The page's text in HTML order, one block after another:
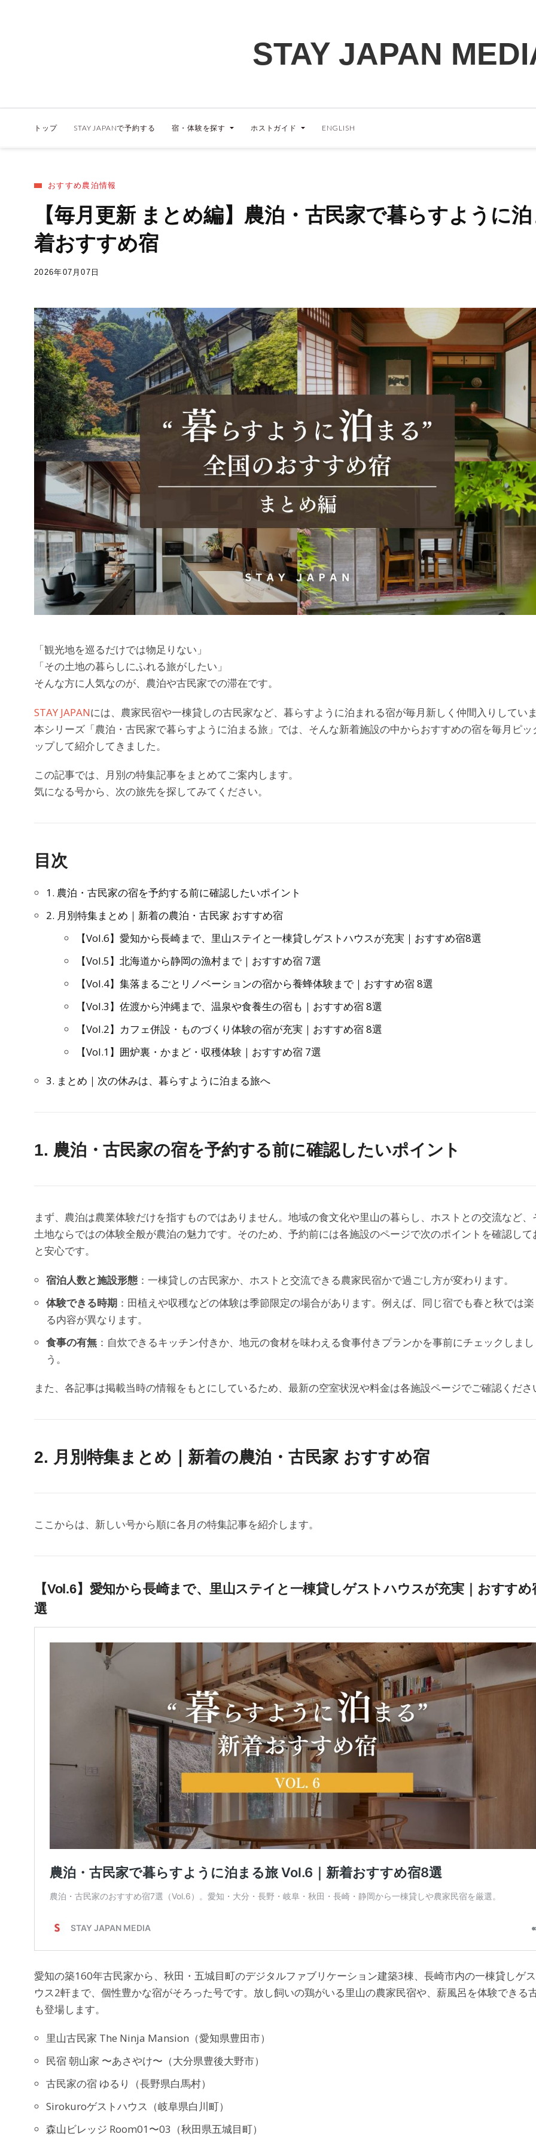
STAY JAPAN
トップ STAY JAPANで予約する 宿・体験を探す ホストガイド ENGLISH
おすすめ農泊情報
【毎月更新 まとめ編】農泊・古民家で暮らすように
着おすすめ宿
2026年07月07日
「観光地を巡るだけでは物足りない」
「その土地の暮らしにふれる旅がしたい」
そんな方に人気なのが、農泊や古民家での滞在です。
STAY JAPANには、農家民宿や一棟貸しの古民家など、暮らすように泊まれる宿が毎月新しく仲間入りしていま
本シリーズ「農泊・古民家で暮らすように泊まる旅」では、そんな新着施設の中からおすすめの宿を毎月ピッ
ップして紹介してきました。
この記事では、月別の特集記事をまとめてご案内します。
気になる号から、次の旅先を探してみてください。
目次
1. 農泊・古民家の宿を予約する前に確認したいポイント
2. 月別特集まとめ｜新着の農泊・古民家 おすすめ宿
【Vol.6】愛知から長崎まで、里山ステイと一棟貸しゲストハウスが充実｜おすすめ宿8選
【Vol.5】北海道から静岡の漁村まで｜おすすめ宿 7選
【Vol.4】集落まるごとリノベーションの宿から養蜂体験まで｜おすすめ宿 8選
【Vol.3】佐渡から沖縄まで、温泉や食養生の宿も｜おすすめ宿 8選
【Vol.2】カフェ併設・ものづくり体験の宿が充実｜おすすめ宿 8選
【Vol.1】囲炉裏・かまど・収穫体験｜おすすめ宿 7選
3. まとめ｜次の休みは、暮らすように泊まる旅へ
1. 農泊・古民家の宿を予約する前に確認したいポイント
まず、農泊は農業体験だけを指すものではありません。地域の食文化や里山の暮らし、ホストとの交流など、
土地ならではの体験全般が農泊の魅力です。そのため、予約前には各施設のページで次のポイントを確認して
と安心です。
宿泊人数と施設形態 ：一棟貸しの古民家か、ホストと交流できる農家民宿かで過ごし方が変わります。
体験できる時期 ：田植えや収穫などの体験は季節限定の場合があります。例えば、同じ宿でも春と秋では
る内容が異なります。
食事の有無 ：自炊できるキッチン付きか、地元の食材を味わえる食事付きプランかを事前にチェックしまし
う。
また、各記事は掲載当時の情報をもとにしているため、最新の空室状況や料金は各施設ページでご確認くださ
2. 月別特集まとめ｜新着の農泊・古民家 おすすめ宿
ここからは、新しい号から順に各月の特集記事を紹介します。
【Vol.6】愛知から長崎まで、里山ステイと一棟貸しゲストハウスが充実｜おすすめ
選
愛知の築160年古民家から、秋田・五城目町のデジタルファブリケーション建築3棟、長崎市内の一棟貸しゲ
ウス2軒まで、個性豊かな宿がそろった号です。放し飼いの鶏がいる里山の農家民宿や、薪風呂を体験できる
も登場します。
里山古民家 The Ninja Mansion（愛知県豊田市）
民宿 朝山家 〜あさやけ〜（大分県豊後大野市）
古民家の宿 ゆるり（長野県白馬村）
Sirokuroゲストハウス（岐阜県白川町）
森山ビレッジ Room01〜03（秋田県五城目町）